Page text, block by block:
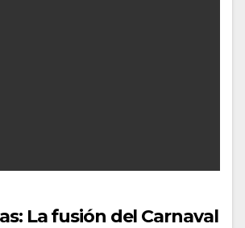
La fusión del Carnaval